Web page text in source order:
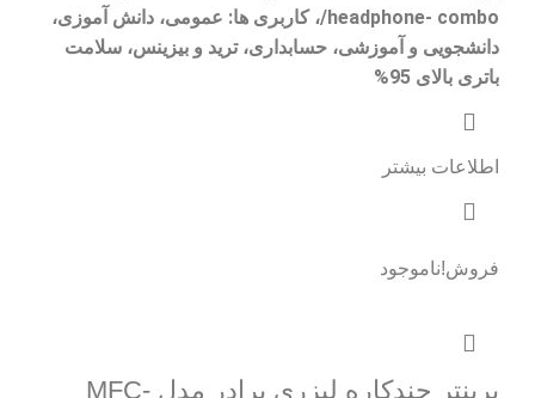
/headphone- combo، کاربری ها: عمومی، دانش آموزی،
دانشجویی و آموزشی، حسابداری، ترید و بیزینس، سلامت
باتری بالای 95%
اطلاعات بیشتر
فروش!ناموجود
پرینتر چندکاره لیزری برادر مدل MFC-